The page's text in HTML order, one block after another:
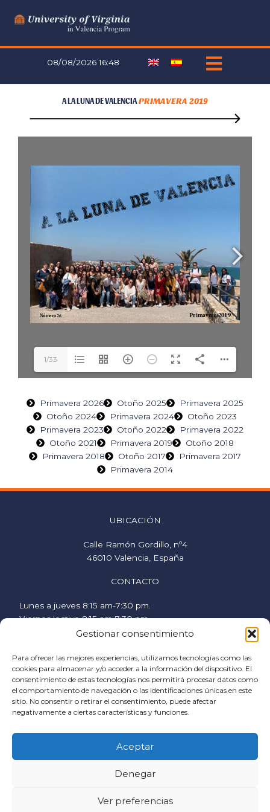
Gestionar consentimiento
Para ofrecer las mejores experiencias, utilizamos tecnologías como las
cookies para almacenar y/o acceder a la información del dispositivo. El
consentimiento de estas tecnologías nos permitirá procesar datos como
el comportamiento de navegación o las identificaciones únicas en este
sitio. No consentir o retirar el consentimiento, puede afectar
negativamente a ciertas características y funciones.
Aceptar
Denegar
Ver preferencias
08/08/2026 16:48
A LA LUNA DE VALENCIAPRIMAVERA 2019
1/33
Primavera 2026 Otoño 2025
Primavera 2025
Otoño 2024
Primavera 2024
Otoño 2023
Primavera 2023
Otoño 2022
Primavera 2022
Otoño 2021
Primavera 2019
Otoño 2018
Primavera 2018
Otoño 2017
Primavera 2017
Primavera 2014
UBICACIÓN
Calle Ramón Gordillo, nº4
46010 Valencia, España
CONTACTO
Lunes a jueves 8:15 am-7:30 pm.
Viernes lectivo 8:15 am-7:30 pm.
Viernes no lectivo 9 am-2:00 pm.
+34 963694977
SÍGUENOS
F
c
o
I
s
t
g
r
Y
u
e
AYUDA
Política de cookies
Condiciones generales
Política de privacidad